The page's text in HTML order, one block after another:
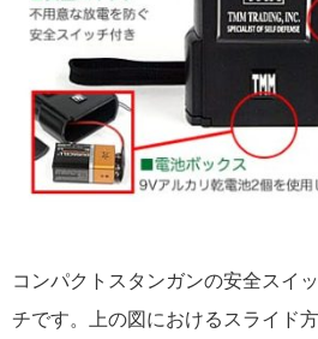
コンパクトスタンガンの安全スイ
チです。上の図におけるスライド